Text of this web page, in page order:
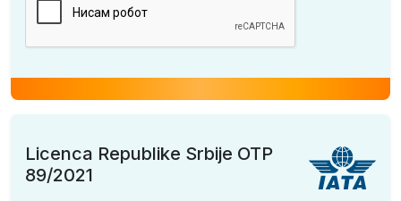
Licenca Republike Srbije OTP
89/2021